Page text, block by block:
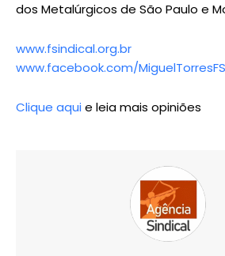
dos Metalúrgicos de São Paulo e
www.fsindical.org.br
www.facebook.com/MiguelTorresFS
Clique aquie leia mais opiniões